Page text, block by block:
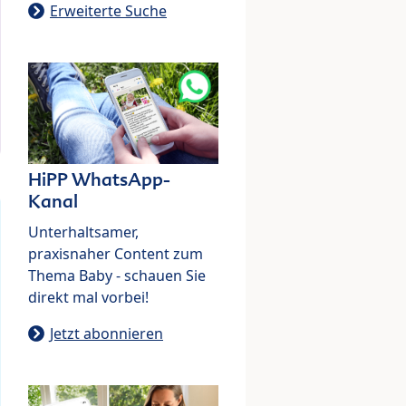
Erweiterte Suche
HiPP WhatsApp-
Kanal
Unterhaltsamer,
praxisnaher Content zum
Thema Baby - schauen Sie
direkt mal vorbei!
Jetzt abonnieren